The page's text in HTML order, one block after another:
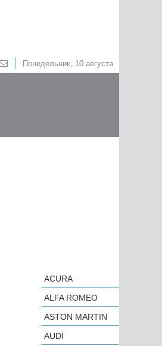
Понедельник, 10 августа
ACURA
ALFA ROMEO
ASTON MARTIN
AUDI